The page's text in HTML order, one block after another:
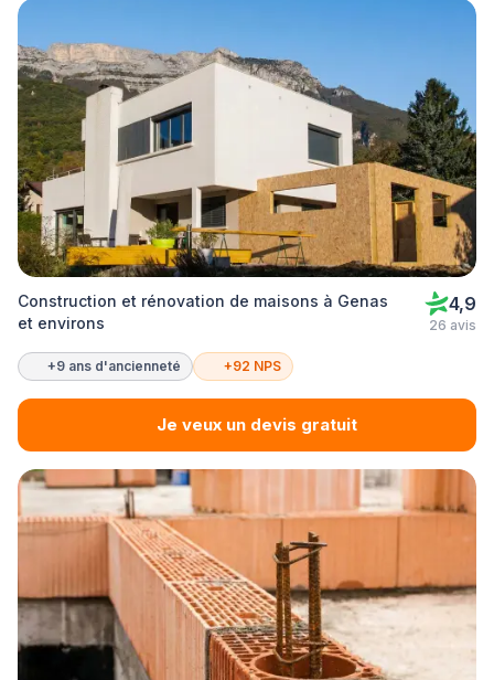
Construction et rénovation de maisons à Genas
et environs
4,9
26 avis
+9 ans d'ancienneté +92 NPS
Je veux un devis gratuit